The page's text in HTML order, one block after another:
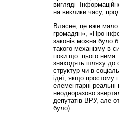
вигляді
на виклики часу,
Власне, це вже мало
громадян», «Про
законів можна було
такого механізму в
поки що цього нема.
знаходять шляху до
структур чи в
ідеї, якщо простому
елементарні реальні
неодноразово
депутатів ВРУ, але
було).